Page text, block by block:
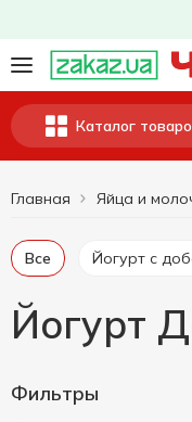
Каталог
Главная
Все Йогурт с
Йогурт
Фильтры